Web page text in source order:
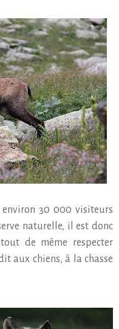
30 000 visiteurs
naturelle, il est donc
de même respecter
aux chiens, à la chasse